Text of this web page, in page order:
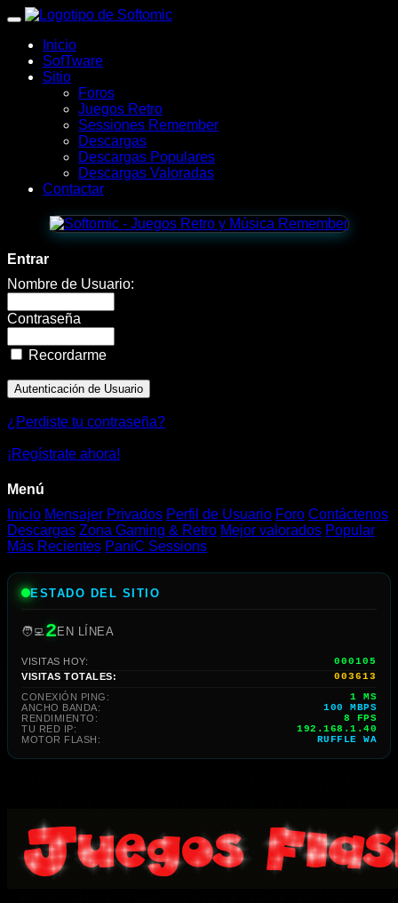
wWw.SofTomiC.org
Zona
Gaming
Retro
Doodle
Devil
😈
🔥
|
Jugar
Gratis
Online
Inicio
SofTware
Sitio
Foros
Juegos Retro
Sessiones Remember
Descargas
Descargas Populares
Descargas Valoradas
Contactar
Entrar
Nombre de Usuario:
Contraseña
Recordarme
¿Perdiste tu contraseña?
¡Regístrate ahora!
Menú
Inicio Mensajer Privados Perfil de Usuario Foro Contáctenos
Descargas Zona Gaming & Retro Mejor valorados Popular
Más Recientes PaniC Sessions
ESTADO DEL SITIO
🧑‍💻 2EN LÍNEA
VISITAS HOY:
000105
VISITAS TOTALES:
003613
CONEXIÓN PING:
1 MS
ANCHO BANDA:
100 MBPS
RENDIMIENTO:
6 FPS
TU RED IP:
192.168.1.40
MOTOR FLASH:
RUFFLE WA